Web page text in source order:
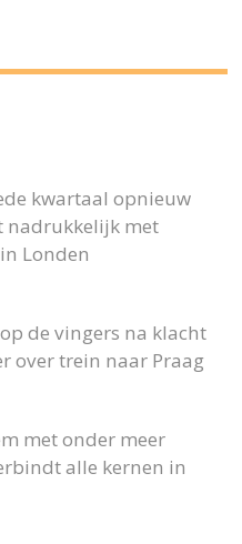
kwartaal opnieuw
nadrukkelijk met
Londen
de vingers na klacht
over trein naar Praag
met onder meer
alle kernen in